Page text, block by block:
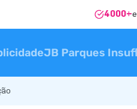
4000+
JB Parques